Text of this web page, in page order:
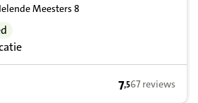
Meesters 8
7,5 op basis
7,567 reviews